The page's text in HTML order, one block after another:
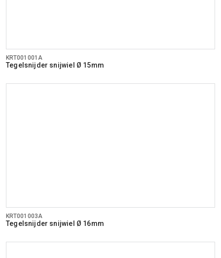
KRT001001A
Tegelsnijder snijwiel Ø 15mm
KRT001003A
Tegelsnijder snijwiel Ø 16mm